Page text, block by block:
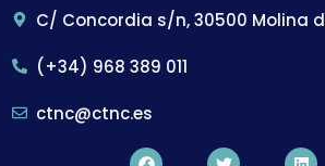
C/ Concordia s/n, 30500 Molina
(+34) 968 389 011
ctnc@ctnc.es